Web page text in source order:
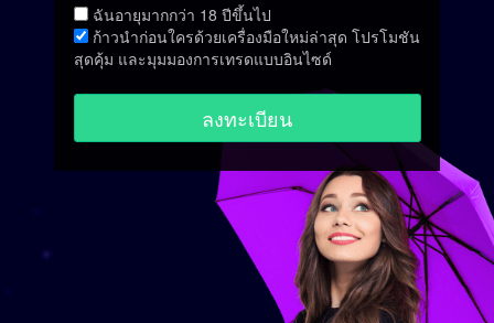
ฉันอายุมากกว่า 18 ปีขึ้นไป
ก้าวนำก่อนใครด้วยเครื่องมือใหม่ล่าสุด โปรโมชัน
สุดคุ้ม และมุมมองการเทรดแบบอินไซด์
ลงทะเบียน